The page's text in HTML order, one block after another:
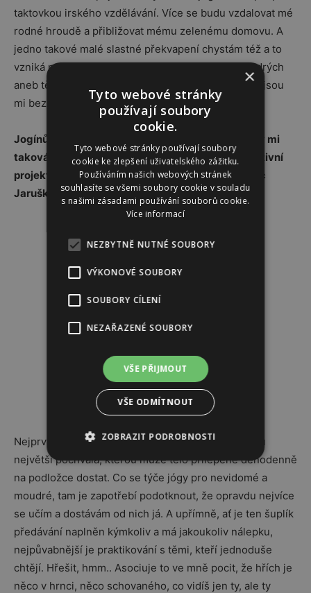
taktovkou irského vzdělávání. Více se budu vzdalovat mé
rodné hroudě a přibližovat mému zelenému domovu. A
jedno takové malé slastné překvapení chystám též a to
vzniká na přání pro mou milovanou skupinku moudrých
aneb těch, kteří žijí všímavě s nadhledem vhledu a jsou
mi bezbřehou inspirací.
Jogínů, kteří to, co učí také žijí, až tak moc není, ty mi
taková připadáš. Nezmínila jsem ještě tvé charitativní
projekty s nevidomými nebo seniory… Hřeší vubec
Jaruška?
Nejprve děkuji v hlubokém předklonu, to je vskutku
největší pochvala, kterou může tělo přilepené denodenně
na podložce dostat. Co se týče jógy pro nevidomé a
moudré, tam je zapotřebí podotknout, že opravdu nejvíce
se učím a dostávám od nich já. A upřímně, ať je ten šuplík
předávání naplněn kýmkoliv a má jakoukoliv nálepku,
nejpůvabnější je praktikování s těmi, kteří jednoduše
chtějí. Hřešit, hmm.. Asociuje to ve mně pocit, že hřích je
něco v hrnci, něco schovaného, co vidíš jen ty, ale ty
×
Tyto webové stránky
používají soubory
cookie.
Tyto webové stránky používají soubory
cookie ke zlepšení uživatelského zážitku.
Používáním našich webových stránek
souhlasíte se všemi soubory cookie v souladu
s našimi zásadami používání souborů cookie.
Více informací
NEZBYTNĚ NUTNÉ SOUBORY
VÝKONOVÉ SOUBORY
SOUBORY CÍLENÍ
NEZAŘAZENÉ SOUBORY
VŠE PŘIJMOUT
VŠE ODMÍTNOUT
ZOBRAZIT PODROBNOSTI